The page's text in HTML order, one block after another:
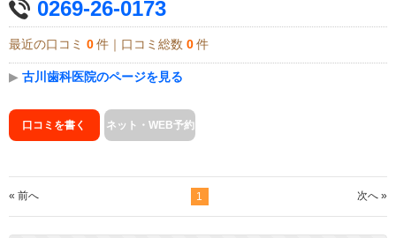
0269-26-0173
最近の口コミ 0 件｜口コミ総数 0 件
▶ 古川歯科医院のページを見る
口コミを書く ネット・WEB予約
« 前へ 1 次へ »